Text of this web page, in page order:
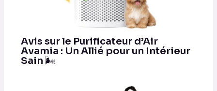
Avis sur le Purificateur d’Air
Avamia : Un Allié pour un Intérieur
Sain 🌬️